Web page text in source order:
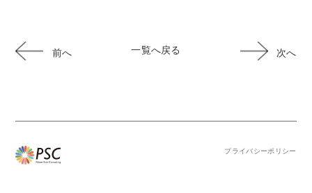
前へ 一覧へ戻る 次へ
プライバシーポリシー